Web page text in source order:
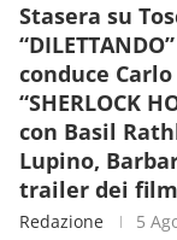
Stasera su
conduce
“SHERLOCK
con Basil
Lupino,
trailer dei
Redazione 5